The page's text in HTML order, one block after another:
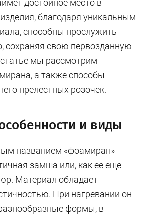
достойное место в
благодаря уникальным
способны прослужить
сохраняя свою первозданную
мы рассмотрим
а также способы
прелестных розочек.
и виды
названием «фоамиран»
замша или, как ее еще
Материал обладает
При нагревании он
формы, в